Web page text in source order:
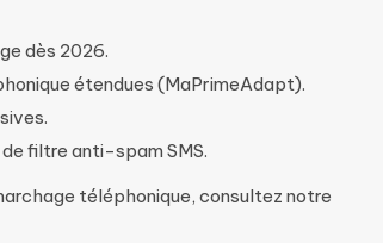
dès 2026.
étendues (MaPrimeAdapt).
filtre anti-spam SMS.
téléphonique, consultez notre